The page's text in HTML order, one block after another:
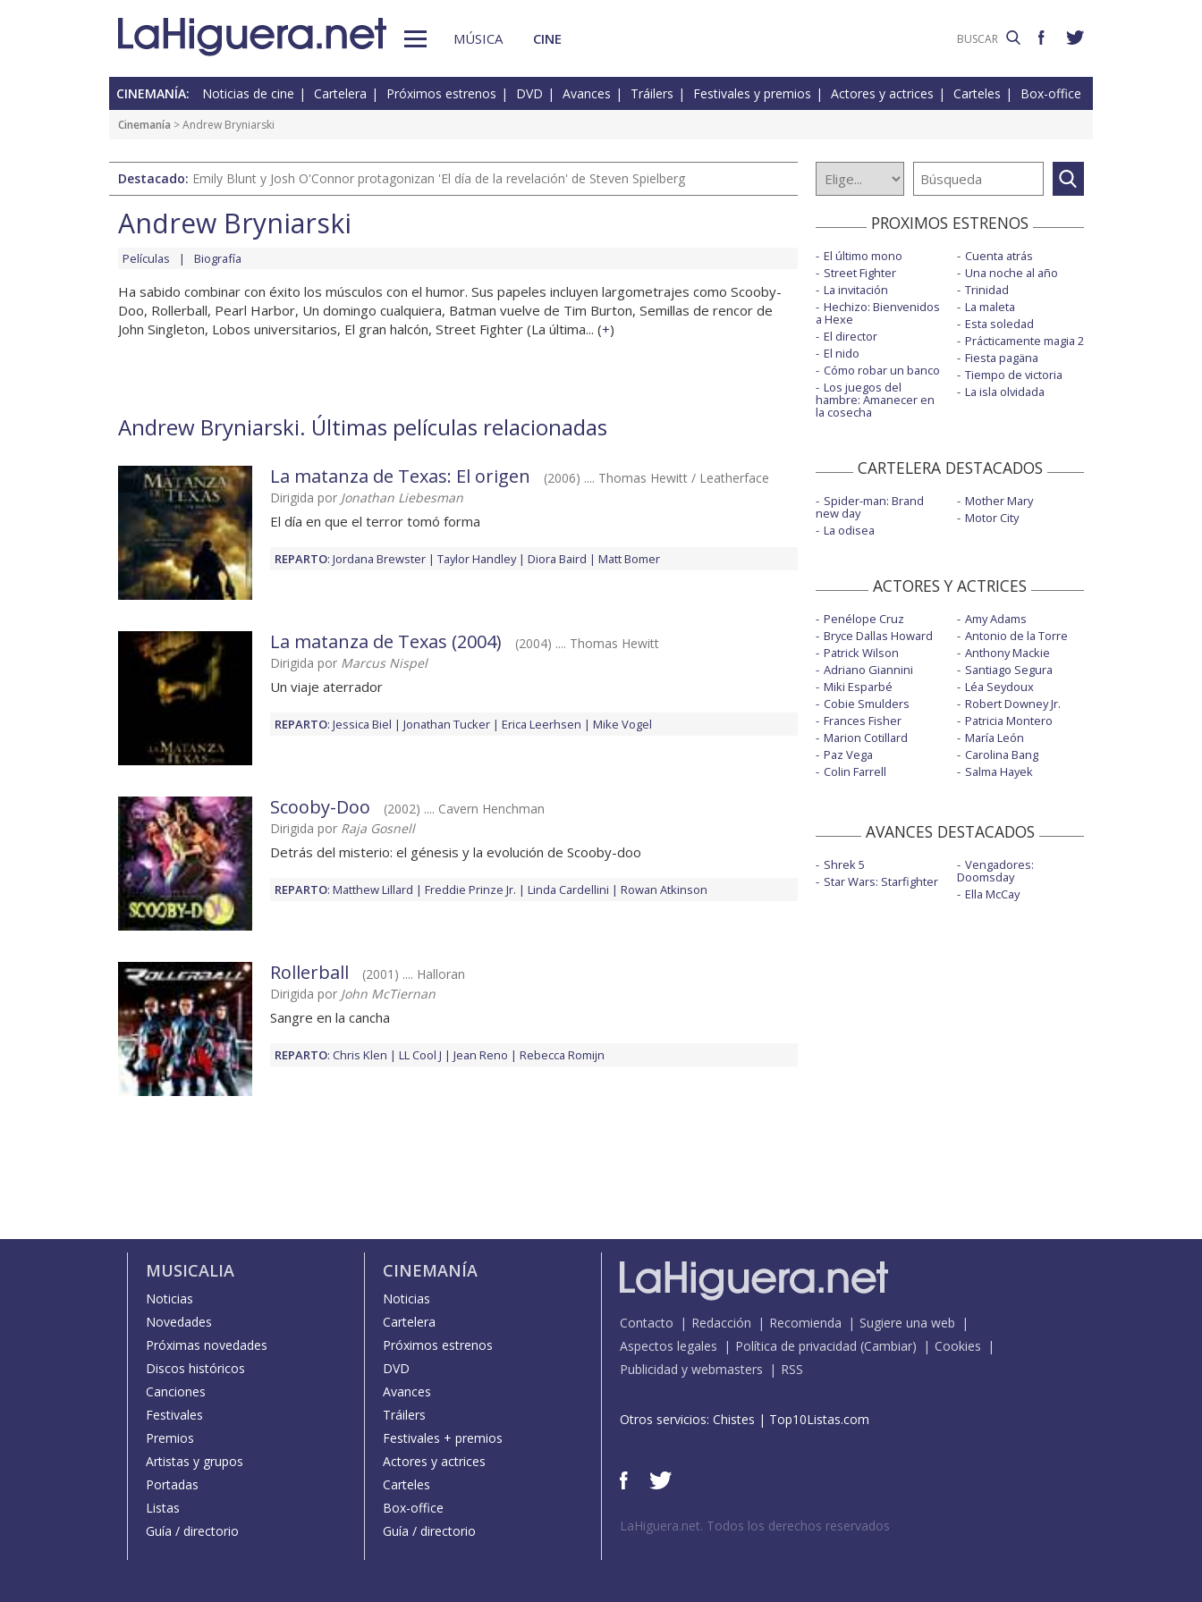
MÚSICA CINE
CINEMANÍA: Noticias de cine Cartelera Próximos estrenos DVD Avances Tráilers Festivales y premios Actores y actrices Carteles Box-office
Cinemanía > Andrew Bryniarski
Destacado: Emily Blunt y Josh O'Connor protagonizan 'El día de la revelación' de Steven Spielberg
Andrew Bryniarski
Películas Biografía
Ha sabido combinar con éxito los músculos con el humor. Sus papeles incluyen largometrajes como Scooby-
Doo, Rollerball, Pearl Harbor, Un domingo cualquiera, Batman vuelve de Tim Burton, Semillas de rencor de
John Singleton, Lobos universitarios, El gran halcón, Street Fighter (La última... (+)
Andrew Bryniarski. Últimas películas relacionadas
La matanza de Texas: El origen
(2006) .... Thomas Hewitt / Leatherface
Dirigida por Jonathan Liebesman
El día en que el terror tomó forma
REPARTO: Jordana Brewster Taylor Handley Diora Baird Matt Bomer
La matanza de Texas (2004)
(2004) .... Thomas Hewitt
Dirigida por Marcus Nispel
Un viaje aterrador
REPARTO: Jessica Biel Jonathan Tucker Erica Leerhsen Mike Vogel
Scooby-Doo
(2002) .... Cavern Henchman
Dirigida por Raja Gosnell
Detrás del misterio: el génesis y la evolución de Scooby-doo
REPARTO: Matthew Lillard Freddie Prinze Jr. Linda Cardellini Rowan Atkinson
Rollerball
(2001) .... Halloran
Dirigida por John McTiernan
Sangre en la cancha
REPARTO: Chris Klen LL Cool J Jean Reno Rebecca Romijn
PROXIMOS ESTRENOS
El último mono
Street Fighter
La invitación
Hechizo: Bienvenidos
a Hexe
El director
El nido
Cómo robar un banco
Los juegos del
hambre: Amanecer en
la cosecha
Cuenta atrás
Una noche al año
Trinidad
La maleta
Esta soledad
Prácticamente magia 2
Fiesta pagäna
Tiempo de victoria
La isla olvidada
CARTELERA DESTACADOS
Spider-man: Brand
new day
La odisea
Mother Mary
Motor City
ACTORES Y ACTRICES
Penélope Cruz
Bryce Dallas Howard
Patrick Wilson
Adriano Giannini
Miki Esparbé
Cobie Smulders
Frances Fisher
Marion Cotillard
Paz Vega
Colin Farrell
Amy Adams
Antonio de la Torre
Anthony Mackie
Santiago Segura
Léa Seydoux
Robert Downey Jr.
Patricia Montero
María León
Carolina Bang
Salma Hayek
AVANCES DESTACADOS
Shrek 5
Star Wars: Starfighter
Vengadores:
Doomsday
Ella McCay
MUSICALIA
Noticias
Novedades
Próximas novedades
Discos históricos
Canciones
Festivales
Premios
Artistas y grupos
Portadas
Listas
Guía / directorio
CINEMANÍA
Noticias
Cartelera
Próximos estrenos
DVD
Avances
Tráilers
Festivales + premios
Actores y actrices
Carteles
Box-office
Guía / directorio
Contacto Redacción Recomienda
Sugiere una web
Aspectos legales
Política de privacidad (Cambiar)
Cookies
Publicidad y webmasters
RSS
Otros servicios: Chistes | Top10Listas.com
LaHiguera.net. Todos los derechos reservados